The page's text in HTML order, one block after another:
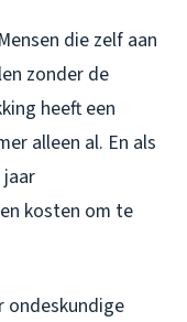
die zelf aan
zonder de
heeft een
alleen al. En als
kosten om te
ondeskundige